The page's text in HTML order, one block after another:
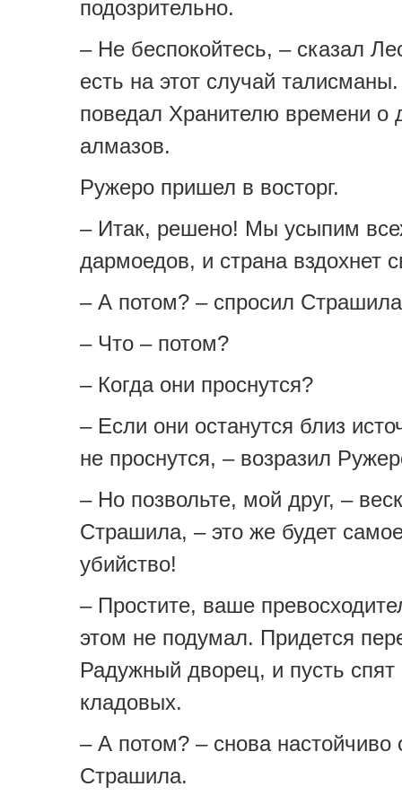
подозрительно.
– Не беспокойтесь, – сказал
есть на этот случай
поведал Хранителю времени о
алмазов.
Ружеро пришел в восторг.
– Итак, решено! Мы усыпим
дармоедов, и страна вздохнет
– А потом? – спросил
– Что – потом?
– Когда они проснутся?
– Если они останутся близ
не проснутся, – возразил
– Но позвольте, мой друг, –
Страшила, – это же будет
убийство!
– Простите, ваше
этом не подумал. Придется
Радужный дворец, и пусть спят
кладовых.
– А потом? – снова настойчиво
Страшила.